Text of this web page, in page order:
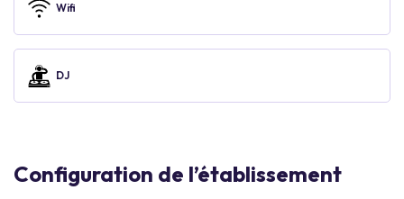
Wifi
DJ
Configuration de l’établissement